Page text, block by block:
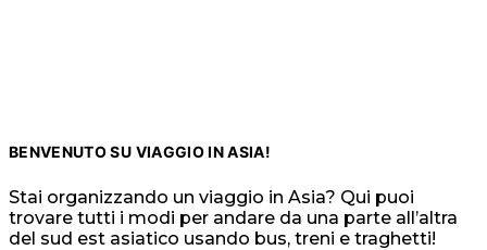
BENVENUTO SU VIAGGIO IN ASIA!
Stai organizzando un viaggio in Asia? Qui puoi
trovare tutti i modi per andare da una parte all’altra
del sud est asiatico usando bus, treni e traghetti!